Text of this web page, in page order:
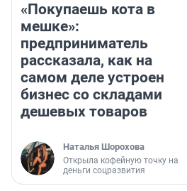
«Покупаешь кота в
мешке»:
предприниматель
рассказала, как на
самом деле устроен
бизнес со складами
дешевых товаров
Наталья Шорохова
Открыла кофейную точку на
деньги соцразвития